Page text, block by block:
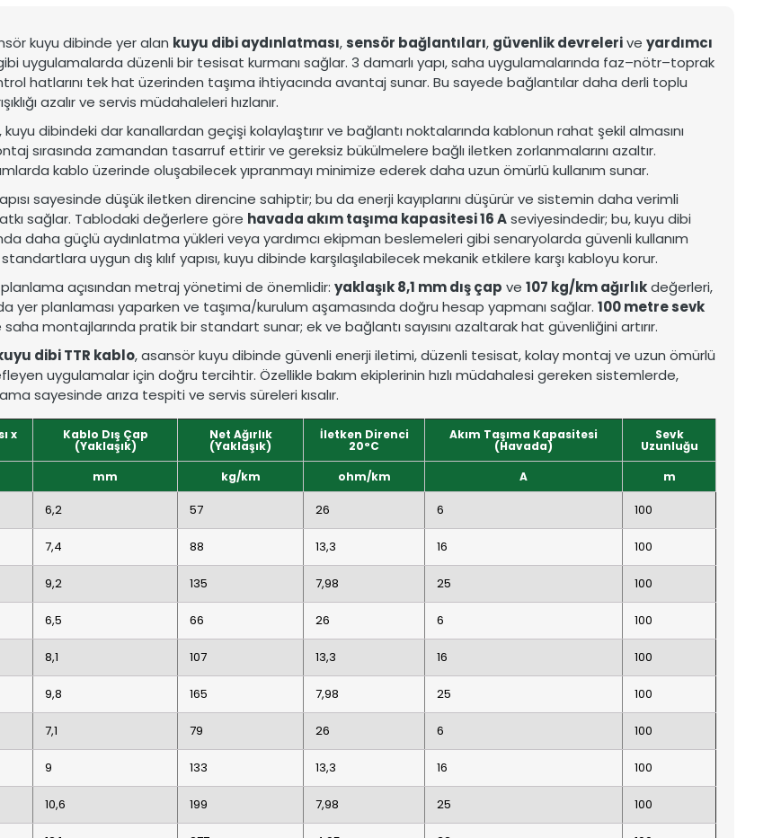
kuyu dibinde yer alan kuyu dibi aydınlatması, sensör bağlantıları, güvenlik devreleriveyardımcı
uygulamalarda düzenli bir tesisat kurmanı sağlar. 3 damarlı yapı, saha uygulamalarında faz–nötr–toprak
hatlarını tek hat üzerinden taşıma ihtiyacında avantaj sunar. Bu sayede bağlantılar daha derli toplu
azalır ve servis müdahaleleri hızlanır.
, kuyu dibindeki dar kanallardan geçişi kolaylaştırır ve bağlantı noktalarında kablonun rahat şekil almasını
sırasında zamandan tasarruf ettirir ve gereksiz bükülmelere bağlı iletken zorlanmalarını azaltır.
kablo üzerinde oluşabilecek yıpranmayı minimize ederek daha uzun ömürlü kullanım sunar.
sayesinde düşük iletken direncine sahiptir; bu da enerji kayıplarını düşürür ve sistemin daha verimli
sağlar. Tablodaki değerlere göre havada akım taşıma kapasitesi 16 Aseviyesindedir; bu, kuyu dibi
daha güçlü aydınlatma yükleri veya yardımcı ekipman beslemeleri gibi senaryolarda güvenli kullanım
uygun dış kılıf yapısı, kuyu dibinde karşılaşılabilecek mekanik etkilere karşı kabloyu korur.
açısından metraj yönetimi de önemlidir:yaklaşık 8,1 mm dış çap ve107 kg/km ağırlıkdeğerleri,
yer planlaması yaparken ve taşıma/kurulum aşamasında doğru hesap yapmanı sağlar.100 metre sevk
saha montajlarında pratik bir standart sunar; ek ve bağlantı sayısını azaltarak hat güvenliğini artırır.
dibi TTR kablo, asansör kuyu dibinde güvenli enerji iletimi, düzenli tesisat, kolay montaj ve uzun ömürlü
uygulamalar için doğru tercihtir. Özellikle bakım ekiplerinin hızlı müdahalesi gereken sistemlerde,
sayesinde arıza tespiti ve servis süreleri kısalır.
x Kablo Dış Çap
(Yaklaşık)
Net Ağırlık
(Yaklaşık)
İletken Direnci
20°C
Akım Taşıma Kapasitesi
(Havada)
Sevk
Uzunluğu
mm kg/km ohm/km A m
6,2 57 26 6 100
7,4 88 13,3 16 100
9,2 135 7,98 25 100
6,5 66 26 6 100
8,1 107 13,3 16 100
9,8 165 7,98 25 100
7,1 79 26 6 100
9 133 13,3 16 100
10,6 199 7,98 25 100